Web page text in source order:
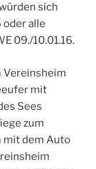
sich
oder alle
09./10.01.16.
Vereinsheim
mit
Sees
zum
mit dem Auto